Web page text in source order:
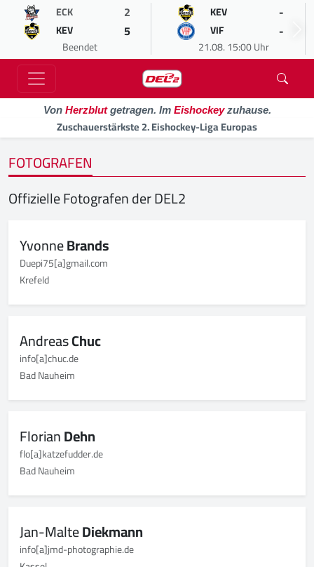
ECK 2
KEV 5
Beendet
KEV -
VIF -
21.08. 15:00 Uhr
Von Herzblutgetragen. Im Eishockeyzuhause.
Zuschauerstärkste 2. Eishockey-Liga Europas
FOTOGRAFEN
Offizielle Fotografen der DEL2
YvonneBrands
Duepi75[a]gmail.com
Krefeld
AndreasChuc
info[a]chuc.de
Bad Nauheim
FlorianDehn
flo[a]katzefudder.de
Bad Nauheim
Jan-MalteDiekmann
info[a]jmd-photographie.de